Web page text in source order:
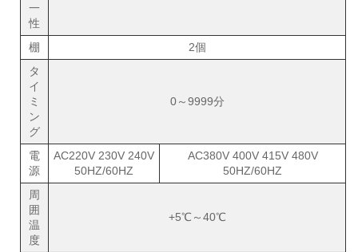
一
性
棚
2個
タ
イ
ミ
ン
グ
0～9999分
電
源
AC220V 230V 240V
50HZ/60HZ
AC380V 400V 415V 480V
50HZ/60HZ
周
囲
温
度
+5℃～40℃